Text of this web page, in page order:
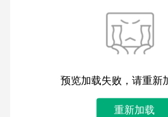
预览加载失败，请重新
重新加载